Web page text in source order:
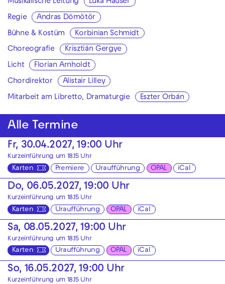
Musikalische Leitung Luka Hauser
Regie Andras Dömötör
Bühne & Kostüm Korbinian Schmidt
Choreografie Krisztián Gergye
Licht Florian Arnholdt
Chordirektor Alistair Lilley
Mitarbeit am Libretto, Dramaturgie Eszter Orbán
Alle Termine
Fr, 30.04.2027, 19:00 Uhr
Kurzeinführung um 18.15 Uhr
Karten Premiere Uraufführung OPAL iCal
Do, 06.05.2027, 19:00 Uhr
Kurzeinführung um 18.15 Uhr
Karten Uraufführung OPAL iCal
Sa, 08.05.2027, 19:00 Uhr
Kurzeinführung um 18.15 Uhr
Karten Uraufführung OPAL iCal
So, 16.05.2027, 19:00 Uhr
Kurzeinführung um 18.15 Uhr